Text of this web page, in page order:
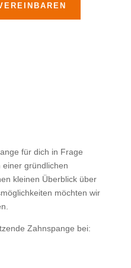
für dich in Frage
gründlichen
kleinen Überblick über
möchten wir
Zahnspange bei: